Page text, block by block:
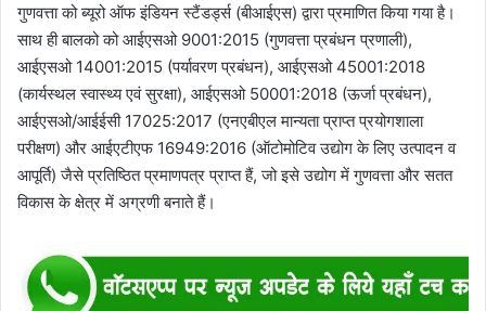
गुणवत्ता को ब्यूरो ऑफ इंडियन स्टैंडर्ड्स (बीआईएस) द्वारा प्रमाणित किया गया है।
साथ ही बालको को आईएसओ 9001:2015 (गुणवत्ता प्रबंधन प्रणाली),
आईएसओ 14001:2015 (पर्यावरण प्रबंधन), आईएसओ 45001:2018
(कार्यस्थल स्वास्थ्य एवं सुरक्षा), आईएसओ 50001:2018 (ऊर्जा प्रबंधन),
आईएसओ/आईईसी 17025:2017 (एनएबीएल मान्यता प्राप्त प्रयोगशाला
परीक्षण) और आईएटीएफ 16949:2016 (ऑटोमोटिव उद्योग के लिए उत्पादन व
आपूर्ति) जैसे प्रतिष्ठित प्रमाणपत्र प्राप्त हैं, जो इसे उद्योग में गुणवत्ता और सतत
विकास के क्षेत्र में अग्रणी बनाते हैं।